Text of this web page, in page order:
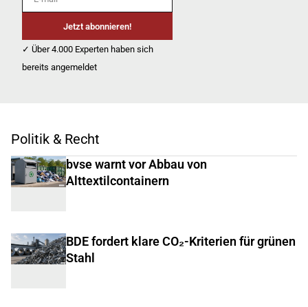
Jetzt abonnieren!
✓ Über 4.000 Experten haben sich
bereits angemeldet
Politik & Recht
bvse warnt vor Abbau von
Alttextilcontainern
BDE fordert klare CO₂-Kriterien für grünen
Stahl